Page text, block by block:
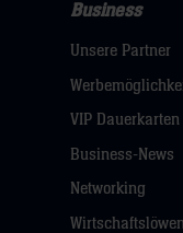
Navigation
öffnen,
dann
Business
Unsere Partner
VIP Dauerkarten
Business-News
Networking
Wirtschaftslöwen